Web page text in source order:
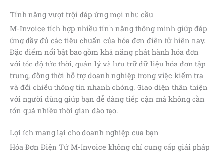
Tính năng vượt trội đáp ứng mọi nhu cầu
M-Invoice tích hợp nhiều tính năng thông minh giúp đáp
ứng đầy đủ các tiêu chuẩn của hóa đơn điện tử hiện nay.
Đặc điểm nổi bật bao gồm khả năng phát hành hóa đơn
với tốc độ tức thời, quản lý và lưu trữ dữ liệu hóa đơn tập
trung, đồng thời hỗ trợ doanh nghiệp trong việc kiểm tra
và đối chiếu thông tin nhanh chóng. Giao diện thân thiện
với người dùng giúp bạn dễ dàng tiếp cận mà không cần
tốn quá nhiều thời gian đào tạo.
Lợi ích mang lại cho doanh nghiệp của bạn
Hóa Đơn Điện Tử M-Invoice không chỉ cung cấp giải pháp